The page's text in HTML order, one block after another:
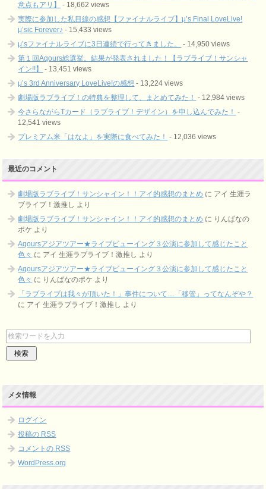
意点もアリ】
- 18,662 views
実際に参加した私目線の感想【ファイナルライブ】μ’s Final LoveLive!
μ’sic Forever♪ - 15,433 views
μ’sファイナルライブに3日連続で行ってきました。
- 14,950 views
第１回Aqours総選挙。結果が発表されました！【ラブライブ！サンシャ
イン!!】
- 13,451 views
μ’s 3rd Anniversary LoveLive!の感想 - 13,224 views
劇場版ラブライブ！の特典を整理して、まとめてみた！ - 12,984 views
今さらながらTカード（ラブライブ！デザイン）を申し込んでみた！ -
12,541 views
プレミアム米「はなよ」を実際に食べてみた！ - 12,036 views
最近のコメント
劇場版ラブライブ！サンシャイン！！アイ的感想のまとめ に アイ 生涯ラ
ブライブ！激推し より
劇場版ラブライブ！サンシャイン！！アイ的感想のまとめ に りんぱなの
ポケ より
Aqoursアジアツアー★ライブビューイング３公演に参加して感じたこと
色々 に アイ 生涯ラブライブ！激推し より
Aqoursアジアツアー★ライブビューイング３公演に参加して感じたこと
色々 に りんぱなのポケ より
「ラブライブは我々が頂いた！」事件について…「移管」ってなんぞや？
に アイ 生涯ラブライブ！激推し より
メタ情報
ログイン
投稿の RSS
コメントの RSS
WordPress.org